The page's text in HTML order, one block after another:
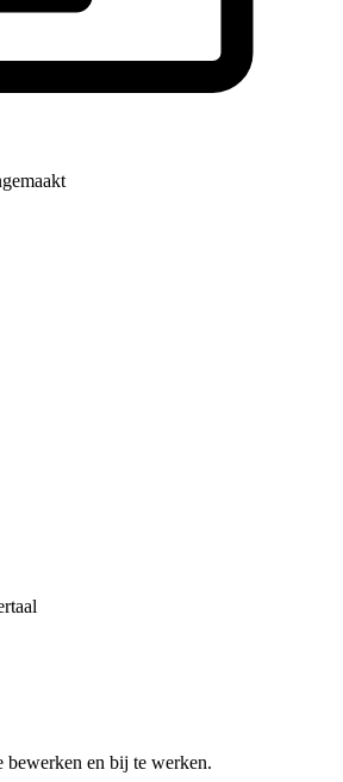
en bij te werken.